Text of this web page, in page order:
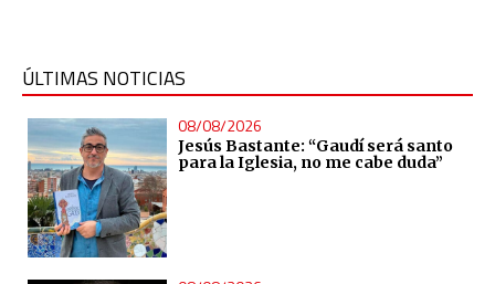
ÚLTIMAS NOTICIAS
08/08/2026
Jesús Bastante: “Gaudí será santo
para la Iglesia, no me cabe duda”